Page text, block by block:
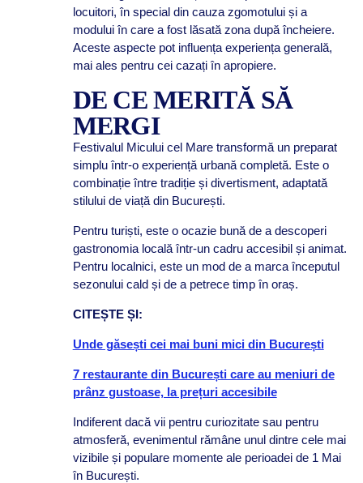
locuitori, în special din cauza zgomotului și a
modului în care a fost lăsată zona după încheiere.
Aceste aspecte pot influența experiența generală,
mai ales pentru cei cazați în apropiere.
DE CE MERITĂ SĂ
MERGI
Festivalul Micului cel Mare transformă un preparat
simplu într-o experiență urbană completă. Este o
combinație între tradiție și divertisment, adaptată
stilului de viață din București.
Pentru turiști, este o ocazie bună de a descoperi
gastronomia locală într-un cadru accesibil și animat.
Pentru localnici, este un mod de a marca începutul
sezonului cald și de a petrece timp în oraș.
CITEȘTE ȘI:
Unde găsești cei mai buni mici din București
7 restaurante din București care au meniuri de
prânz gustoase, la prețuri accesibile
Indiferent dacă vii pentru curiozitate sau pentru
atmosferă, evenimentul rămâne unul dintre cele mai
vizibile și populare momente ale perioadei de 1 Mai
în București.